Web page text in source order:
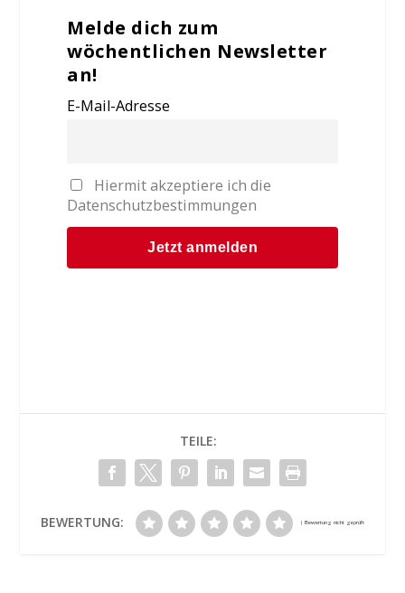
Melde dich zum
wöchentlichen Newsletter
an!
E-Mail-Adresse
Hiermit akzeptiere ich die
Datenschutzbestimmungen
TEILE:
BEWERTUNG: